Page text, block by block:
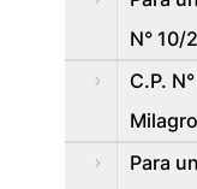
N° 10/
C.P.
Para